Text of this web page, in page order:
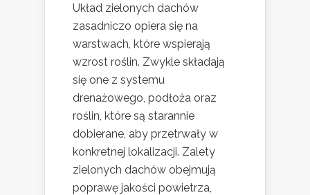
Układ zielonych dachów
zasadniczo opiera się na
warstwach, które wspierają
wzrost roślin. Zwykle składają
się one z systemu
drenażowego, podłoża oraz
roślin, które są starannie
dobierane, aby przetrwały w
konkretnej lokalizacji. Zalety
zielonych dachów obejmują
poprawę jakości powietrza,